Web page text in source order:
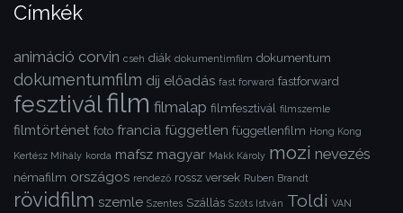
Címkék
animáció corvin cseh diák dokumentimfilm dokumentum
dokumentumfilm díj előadás fast forward fastforward
fesztiválfilm filmalap filmfesztivál filmszemle
filmtörténet foto francia független függetlenfilm Hong Kong
Kertész Mihály korda mafsz magyar Makk Károly mozi nevezés
némafilm országos rendező rossz versek Ruben Brandt
rövidfilm szemle Szentes Szállás Szőts István Toldi VAN